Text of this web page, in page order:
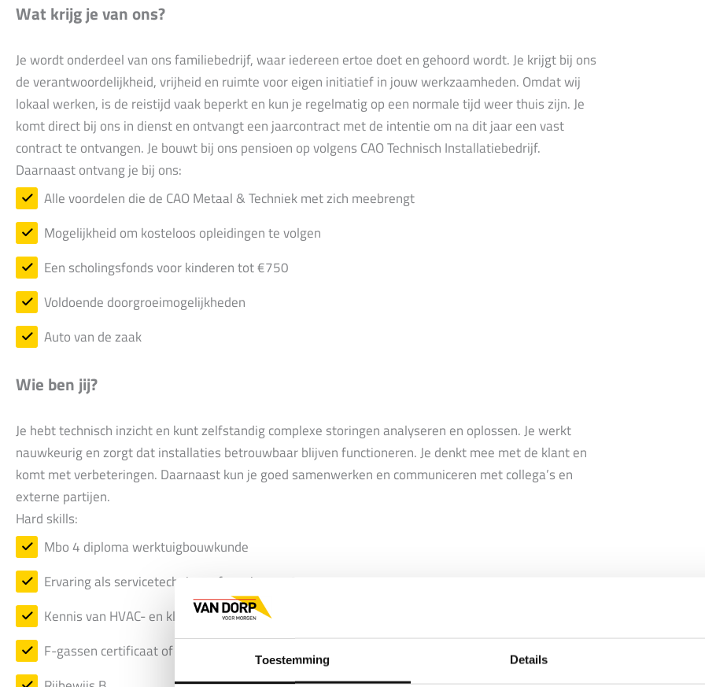
Toestemming Details
Wat krijg je van ons?
Je wordt onderdeel van ons familiebedrijf, waar iedereen ertoe doet en gehoord wordt. Je krijgt bij ons
de verantwoordelijkheid, vrijheid en ruimte voor eigen initiatief in jouw werkzaamheden. Omdat wij
lokaal werken, is de reistijd vaak beperkt en kun je regelmatig op een normale tijd weer thuis zijn. Je
komt direct bij ons in dienst en ontvangt een jaarcontract met de intentie om na dit jaar een vast
contract te ontvangen. Je bouwt bij ons pensioen op volgens CAO Technisch Installatiebedrijf.
Daarnaast ontvang je bij ons:
Alle voordelen die de CAO Metaal & Techniek met zich meebrengt
Mogelijkheid om kosteloos opleidingen te volgen
Een scholingsfonds voor kinderen tot €750
Voldoende doorgroeimogelijkheden
Auto van de zaak
Wie ben jij?
Je hebt technisch inzicht en kunt zelfstandig complexe storingen analyseren en oplossen. Je werkt
nauwkeurig en zorgt dat installaties betrouwbaar blijven functioneren. Je denkt mee met de klant en
komt met verbeteringen. Daarnaast kun je goed samenwerken en communiceren met collega’s en
externe partijen.
Hard skills:
Mbo 4 diploma werktuigbouwkunde
Ervaring als servicetechnicus of servicemonteur
Kennis van HVAC- en klimaatsystemen
F-gassen certificaat of bereid deze te halen